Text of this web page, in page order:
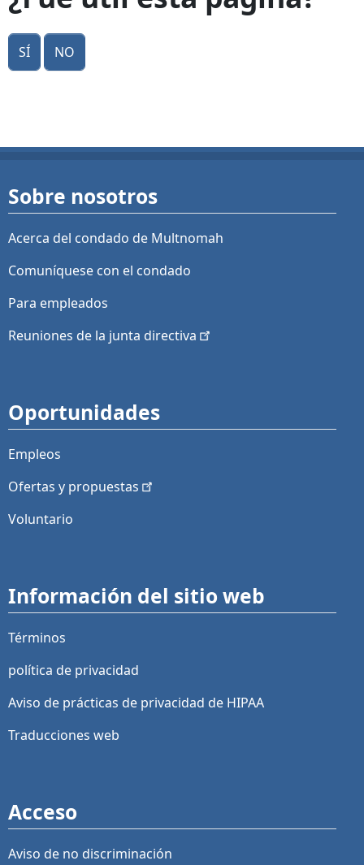
Sí No
Sobre nosotros
Acerca del condado de Multnomah
Comuníquese con el condado
Para empleados
Reuniones de la junta directiva
Oportunidades
Empleos
Ofertas y propuestas
Voluntario
Información del sitio web
Términos
política de privacidad
Aviso de prácticas de privacidad de HIPAA
Traducciones web
Acceso
Aviso de no discriminación